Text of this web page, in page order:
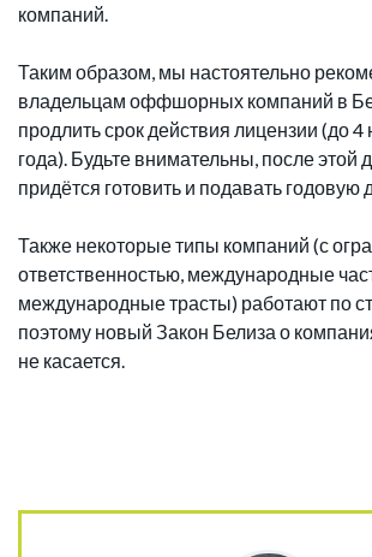
компаний.
Таким образом, мы настоятельно
владельцам оффшорных компаний в
продлить срок действия лицензии (до 4
года). Будьте внимательны, после этой
придётся готовить и подавать годовую
Также некоторые типы компаний (с
ответственностью, международные
международные трасты) работают по
поэтому новый Закон Белиза о
не касается.